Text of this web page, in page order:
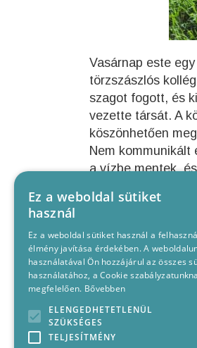
Vasárnap este
törzszászlós
szagot fogott, és
vezette társát. A
köszönhetően
Nem kommunikált
a vízbe mentek,
Köszönjük a
KORÁBBI
Ez a weboldal sütiket
használ
Ez a weboldal sütiket használ a
élmény javítása érdekében. A
használatával Ön hozzájárul az összes
használatához, a Cookie
megfelelően. Bővebben
ELENGEDHETETLENÜL
SZÜKSÉGES
TELJESÍTMÉNY